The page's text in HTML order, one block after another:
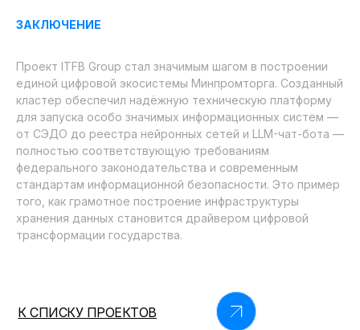
ЗАКЛЮЧЕНИЕ
Проект ITFB Group стал значимым шагом в построении
единой цифровой экосистемы Минпромторга. Созданный
кластер обеспечил надёжную техническую платформу
для запуска особо значимых информационных систем —
от СЭДО до реестра нейронных сетей и LLM-чат-бота —
полностью соответствующую требованиям
федерального законодательства и современным
стандартам информационной безопасности. Это пример
того, как грамотное построение инфраструктуры
хранения данных становится драйвером цифровой
трансформации государства.
К СПИСКУ ПРОЕКТОВ